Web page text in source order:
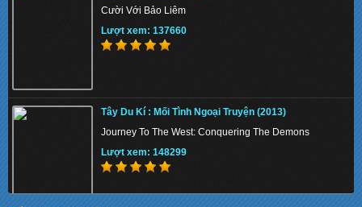
Cười Với Bảo Liêm
Lượt xem: 137660
Tây Du Kí : Mối Tình Ngoại Truyện (2013)
Journey To The West: Conquering The Demons
Lượt xem: 148299